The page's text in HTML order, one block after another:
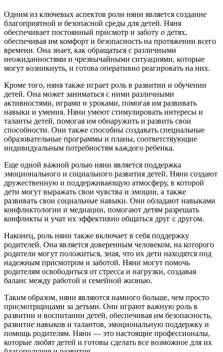
Одним из ключевых аспектов роли няни является создание
благоприятной и безопасной среды для детей. Няня
обеспечивает постоянный присмотр и заботу о детях,
обеспечивая им комфорт и безопасность на протяжении всего
времени. Она знает, как обращаться с различными
неожиданностями и чрезвычайными ситуациями, которые
могут возникнуть, и готова оперативно реагировать на них.
Кроме того, няня также играет роль в развитии и обучении
детей. Она может заниматься с ними различными
активностями, играми и уроками, помогая им развивать
навыки и умения. Няни умеют стимулировать интересы и
таланты детей, помогая им обнаружить и развить свои
способности. Они также способны создавать специальные
образовательные программы и планы, соответствующие
индивидуальным потребностям каждого ребенка.
Еще одной важной ролью няни является поддержка
эмоционального и социального развития детей. Няни создают
дружественную и поддерживающую атмосферу, в которой
дети могут выражать свои чувства и эмоции, а также
развивать свои социальные навыки. Они обладают навыками
конфликтологии и медиации, помогают детям разрешать
конфликты и учат их эффективно общаться друг с другом.
Наконец, роль няни также включает в себя поддержку
родителей. Она является доверенным человеком, на которого
родители могут положиться, зная, что их дети находятся под
надежным присмотром и заботой. Няни могут помочь
родителям освободиться от стресса и нагрузки, создавая
баланс между работой и семейной жизнью.
Таким образом, няни являются намного больше, чем просто
присмотрщицами за детьми. Они играют важную роль в
развитии и воспитании детей, обеспечивая им безопасность,
развитие навыков и талантов, эмоциональную поддержку и
помощь родителям. Няни — это настоящие профессионалы,
которые любят детей и готовы сделать все возможное для их